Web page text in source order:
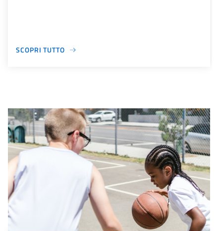
SCOPRI TUTTO